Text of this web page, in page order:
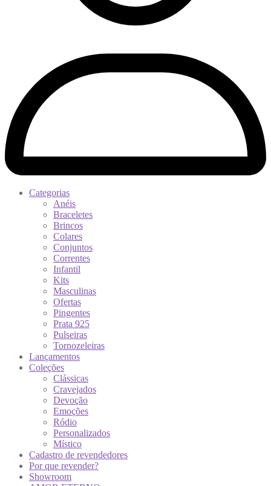
Categorias
Anéis
Braceletes
Brincos
Colares
Conjuntos
Correntes
Infantil
Kits
Masculinas
Ofertas
Pingentes
Prata 925
Pulseiras
Tornozeleiras
Lançamentos
Coleções
Clássicas
Cravejados
Devoção
Emoções
Ródio
Personalizados
Místico
Cadastro de revendedores
Por que revender?
Showroom